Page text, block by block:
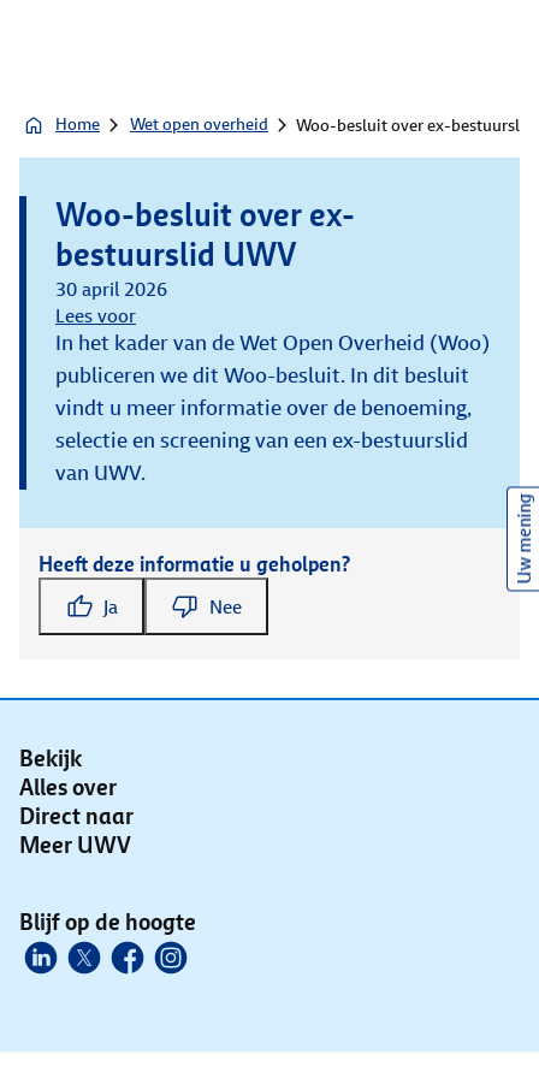
Home Wet open overheid Woo-besluit over ex-bestuurslid
Woo-besluit over ex-
bestuurslid UWV
30 april 2026
Lees voor
In het kader van de Wet Open Overheid (Woo)
publiceren we dit Woo-besluit. In dit besluit
vindt u meer informatie over de benoeming,
selectie en screening van een ex-bestuurslid
van UWV.
Heeft deze informatie u geholpen?
Ja Nee
Bekijk
Alles over
Direct naar
Meer UWV
Blijf op de hoogte
Uw mening